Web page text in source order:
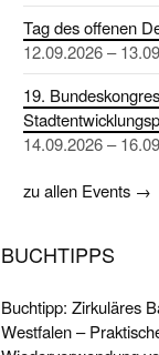
Tag des offenen
12.09.2026 –
19.
14.09.2026 –
zu allen Events →
BUCHTIPPS
Buchtipp: Zirkuläres
Westfalen –